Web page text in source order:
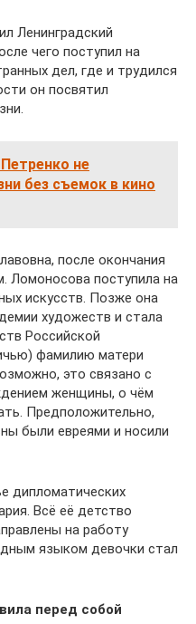
Ленинградский
чего поступил на
дел, где и трудился
он посвятил
не
без съемок в кино
после окончания
Ломоносова поступила на
искусств. Позже она
художеств и стала
Российской
фамилию матери
это связано с
женщины, о чём
Предположительно,
были евреями и носили
дипломатических
Всё её детство
на работу
языком девочки стал
перед собой